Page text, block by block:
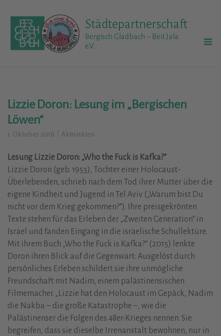
content
Städtepartnerschaft
Bergisch Gladbach – Beit Jala
e.V.
Lizzie Doron: Lesung im „Bergischen
Löwen“
1. Oktober 2018 Aktivitäten
Lesung Lizzie Doron: „Who the Fuck is Kafka?“
Lizzie Doron (geb. 1953), Tochter einer Holocaust-
Überlebenden, schrieb nach dem Tod ihrer Mutter über die
eigene Kindheit und Jugend in Tel Aviv („Warum bist Du
nicht vor dem Krieg gekommen?“). Ihre preisgekrönten
Texte stehen für das Erleben der „Zweiten Generation“ in
Israel und fanden Eingang in die israelische Schullektüre.
Mit ihrem Buch „Who the Fuck is Kafka?“ (2015) lenkte
Doron ihren Blick auf die Gegenwart: Ausgelöst durch
persönliches Erleben schildert sie ihre unmögliche
Freundschaft mit Nadim, einem palästinensischen
Filmemacher. „Lizzie hat den Holocaust im Gepäck, Nadim
die Nakba – die große Katastrophe –, wie die
Palästinenser die Folgen des 48er-Krieges nennen. Sie
begreifen, dass sie dieselbe Irrenanstalt bewohnen, nur in